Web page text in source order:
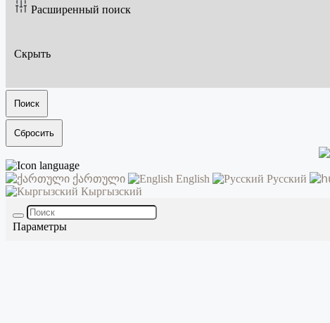
Расширенный поиск
Скрыть
Поиск
Сбросить
ქართული English Русский
Кыргызский
Параметры